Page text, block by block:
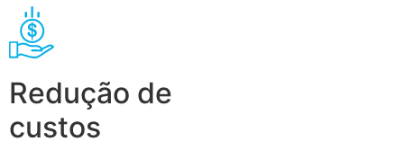
Redução de
custos